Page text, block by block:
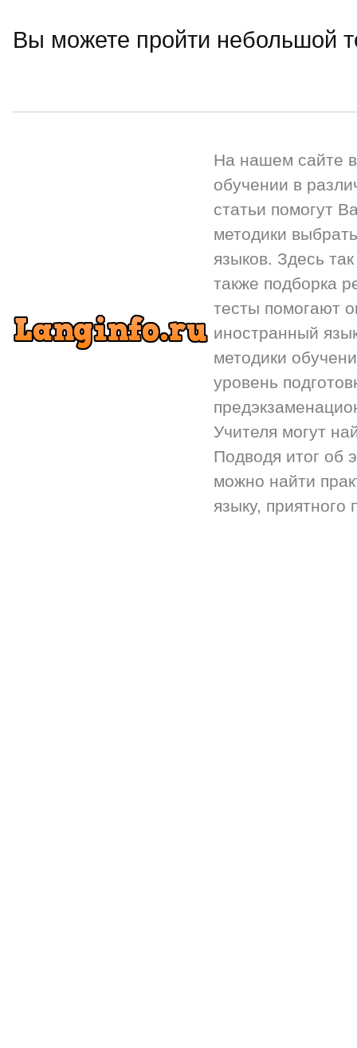
Вы можете пройти небольшой
На нашем сайте
обучении в
статьи помогут
методики
языков. Здесь
также подборка
тесты помогают
иностранный
методики
уровень
Учителя могут
Подводя итог об
можно найти
языку,